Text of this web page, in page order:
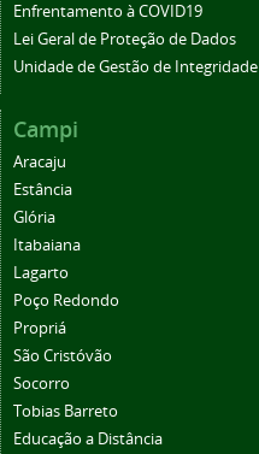
Enfrentamento à COVID19
Lei Geral de Proteção de Dados
Unidade de Gestão de Integridade
Campi
Aracaju
Estância
Glória
Itabaiana
Lagarto
Poço Redondo
Propriá
São Cristóvão
Socorro
Tobias Barreto
Educação a Distância